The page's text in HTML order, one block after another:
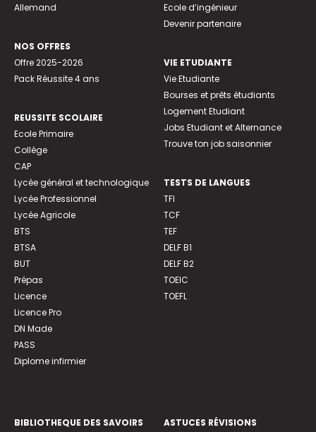
Allemand
NOS OFFRES
Offre 2025-2026
Pack Réussite 4 ans
REUSSITE SCOLAIRE
Ecole Primaire
Collège
CAP
Lycée général et technologique
Lycée Professionnel
Lycée Agricole
BTS
BTSA
BUT
Prépas
Licence
Licence Pro
DN Made
PASS
Diplome infirmier
Ecole d’ingénieur
Devenir partenaire
VIE ETUDIANTE
Vie Etudiante
Bourses et prêts étudiants
Logement Etudiant
Jobs Etudiant et Alternance
Trouve ton job saisonnier
TESTS DE LANGUES
TFI
TCF
TEF
DELF B1
DELF B2
TOEIC
TOEFL
BIBLIOTHEQUE DES SAVOIRS
ASTUCES RÉVISIONS